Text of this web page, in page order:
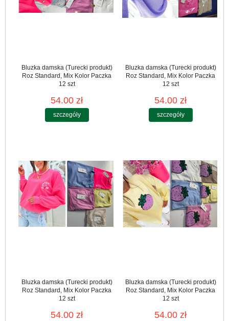
Bluzka damska (Turecki produkt)
Roz Standard, Mix Kolor Paczka
12 szt
54.00 zł
szczegóły
Bluzka damska (Turecki produkt)
Roz Standard, Mix Kolor Paczka
12 szt
54.00 zł
szczegóły
Bluzka damska (Turecki produkt)
Roz Standard, Mix Kolor Paczka
12 szt
54.00 zł
Bluzka damska (Turecki produkt)
Roz Standard, Mix Kolor Paczka
12 szt
54.00 zł